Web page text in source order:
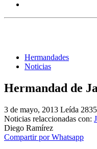
Hermandades
Noticias
Hermandad de
3 de mayo, 2013 Leída
Noticias relaccionadas con:
Diego Ramírez
Compartir por Whatsapp